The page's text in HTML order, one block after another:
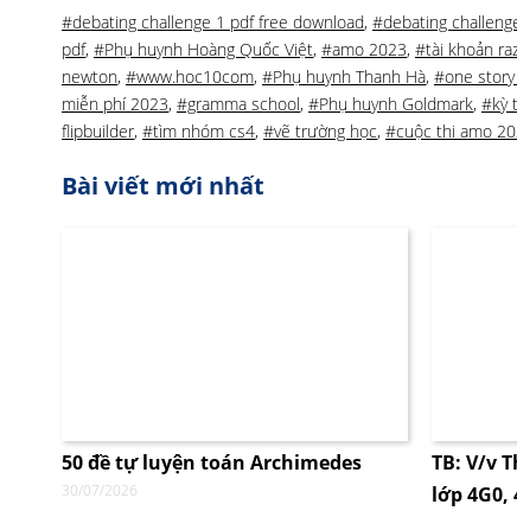
#debating challenge 1 pdf free download, #debating
pdf, #Phụ huynh Hoàng Quốc Việt, #amo 2023, #tài khoản
newton, #www.hoc10com, #Phụ huynh Thanh Hà, #one
miễn phí 2023, #gramma school, #Phụ huynh Goldmark, #kỳ
flipbuilder, #tìm nhóm cs4, #vẽ trường học, #cuộc thi amo
Bài viết mới nhất
50 đề tự luyện toán Archimedes
30/07/2026
TB: V/v
lớp 4G0,